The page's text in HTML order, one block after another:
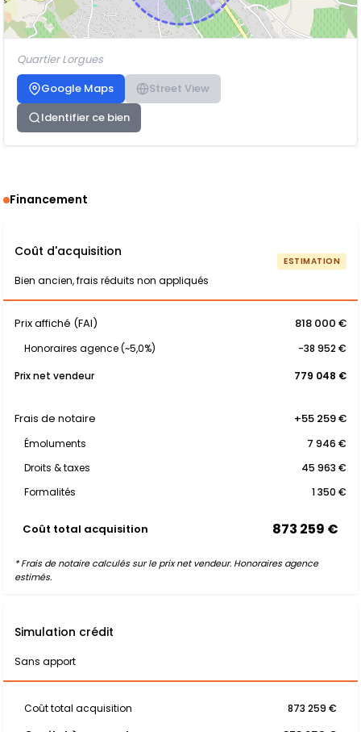
Quartier Lorgues
Google Maps
Street View
Identifier ce bien
Financement
Coût d'acquisition
Bien ancien, frais réduits non appliqués
ESTIMATION
Prix affiché (FAI) 818 000 €
Honoraires agence (~5,0%)
-38 952 €
Prix net vendeur
779 048 €
Frais de notaire +55 259 €
Émoluments
7 946 €
Droits & taxes
45 963 €
Formalités
1 350 €
Coût total acquisition 873 259 €
* Frais de notaire calculés sur le prix net vendeur. Honoraires agence
estimés.
Simulation crédit
Sans apport
Coût total acquisition 873 259 €